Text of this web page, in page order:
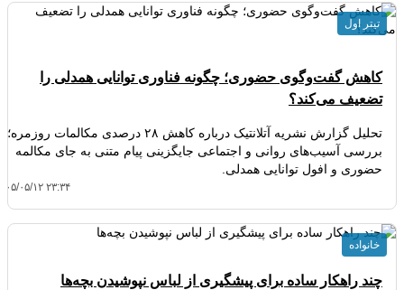
کاهش گفت‌وگوی حضوری؛ چگونه فناوری توانایی همدلی را
تضعیف می‌کند؟
تحلیل گزارش نشریه آتلانتیک درباره کاهش ۲۸ درصدی مکالمات روزمره؛
بررسی آسیب‌های روانی و اجتماعی جایگزینی پیام متنی به جای مکالمه
حضوری و افول توانایی همدلی.
۱۴۰۵/۰۵/۱۲
تیتر اول
چند راهکار ساده برای پیشگیری از لباس نپوشیدن بچه‌ها
خانواده